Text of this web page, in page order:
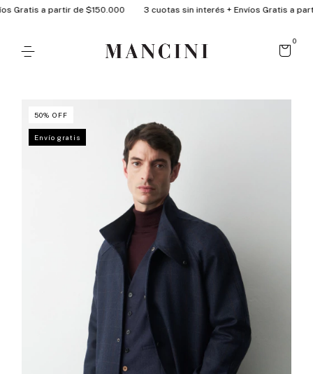
partir de $150.000 3 cuotas sin interés + Envíos Gratis a partir de
0
50% OFF
Envío gratis